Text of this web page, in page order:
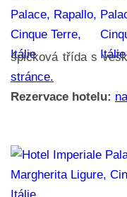
špičková třída s
stránce.
Rezervace hotelu: